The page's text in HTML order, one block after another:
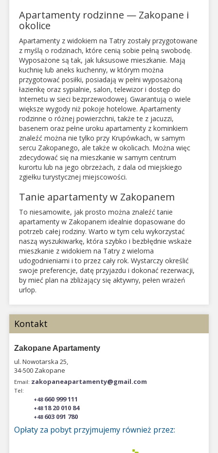
Apartamenty rodzinne — Zakopane i
okolice
Apartamenty z widokiem na Tatry zostały przygotowane
z myślą o rodzinach, które cenią sobie pełną swobodę.
Wyposażone są tak, jak luksusowe mieszkanie. Mają
kuchnię lub aneks kuchenny, w którym można
przygotować posiłki, posiadają w pełni wyposażoną
łazienkę oraz sypialnie, salon, telewizor i dostęp do
Internetu w sieci bezprzewodowej. Gwarantują o wiele
większe wygody niż pokoje hotelowe. Apartamenty
rodzinne o różnej powierzchni, także te z jacuzzi,
basenem oraz pełne uroku apartamenty z kominkiem
znaleźć można nie tylko przy Krupówkach, w samym
sercu Zakopanego, ale także w okolicach. Można więc
zdecydować się na mieszkanie w samym centrum
kurortu lub na jego obrzeżach, z dala od miejskiego
zgiełku turystycznej miejscowości.
Tanie apartamenty w Zakopanem
To niesamowite, jak prosto można znaleźć tanie
apartamenty w Zakopanem idealnie dopasowane do
potrzeb całej rodziny. Warto w tym celu wykorzystać
naszą wyszukiwarkę, która szybko i bezbłędnie wskaże
mieszkanie z widokiem na Tatry z wieloma
udogodnieniami i to przez cały rok. Wystarczy określić
swoje preferencje, datę przyjazdu i dokonać rezerwacji,
by mieć plan na zbliżający się aktywny, pełen wrażeń
urlop.
Kontakt
Zakopane Apartamenty
ul. Nowotarska 25,
34-500 Zakopane
Email: zakopaneapartamenty@gmail.com
Tel:
+48660 999 111
+4818 20 010 84
+48603 091 780
Opłaty za pobyt przyjmujemy również przez: